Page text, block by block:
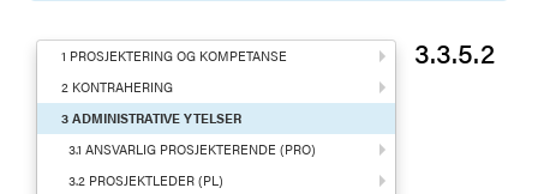
1 PROSJEKTERING OG KOMPETANSE
2 KONTRAHERING
3 ADMINISTRATIVE YTELSER
3.1 ANSVARLIG PROSJEKTERENDE (PRO)
3.2 PROSJEKTLEDER (PL)
3.3.5.2